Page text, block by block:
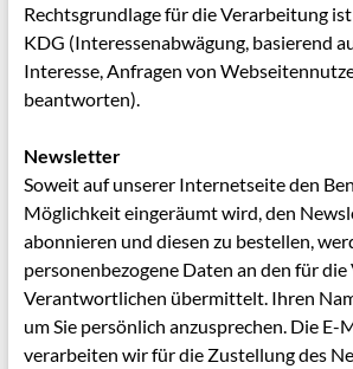
Rechtsgrundlage für die Verarbeitung ist
KDG (Interessenabwägung, basierend
Interesse, Anfragen von
beantworten).
Newsletter
Soweit auf unserer Internetseite den
Möglichkeit eingeräumt wird, den
abonnieren und diesen zu bestellen,
personenbezogene Daten an den für
Verantwortlichen übermittelt. Ihren
um Sie persönlich anzusprechen. Die E-
verarbeiten wir für die Zustellung des